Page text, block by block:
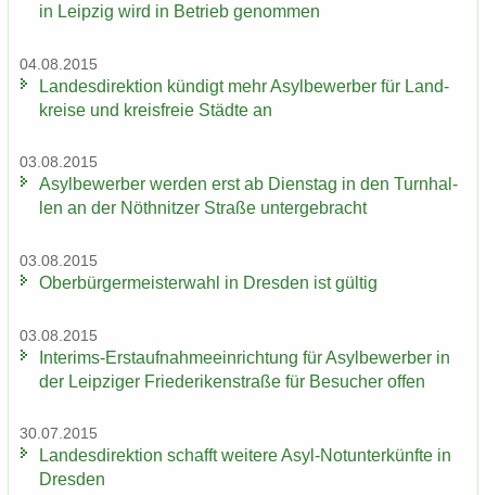
in Leip­zig wird in Be­trieb ge­nom­men
04.08.2015
Lan­des­di­rek­ti­on kün­digt mehr Asyl­be­wer­ber für Land­
krei­se und kreis­freie Städ­te an
03.08.2015
Asyl­be­wer­ber wer­den erst ab Diens­tag in den Turn­hal­
len an der Nö­th­nit­zer Stra­ße un­ter­ge­bracht
03.08.2015
Ober­bür­ger­meis­ter­wahl in Dres­den ist gül­tig
03.08.2015
Interims-​Erstaufnahmeeinrichtung für Asyl­be­wer­ber in
der Leip­zi­ger Frie­de­ri­ken­stra­ße für Be­su­cher offen
30.07.2015
Lan­des­di­rek­ti­on schafft wei­te­re Asyl-​Notunterkünfte in
Dres­den